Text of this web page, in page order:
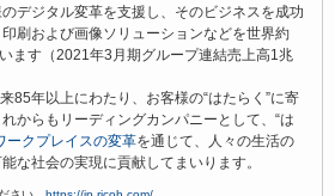
デジタル変革を支援し、そのビジネスを成功
刷および画像ソリューションなどを世界約
ます（2021年3月期グループ連結売上高1兆
年以上にわたり、お客様の“はたらく”に寄
からもリーディングカンパニーとして、“は
ークプレイスの変革を通じて、人々の生活の
な社会の実現に貢献してまいります。